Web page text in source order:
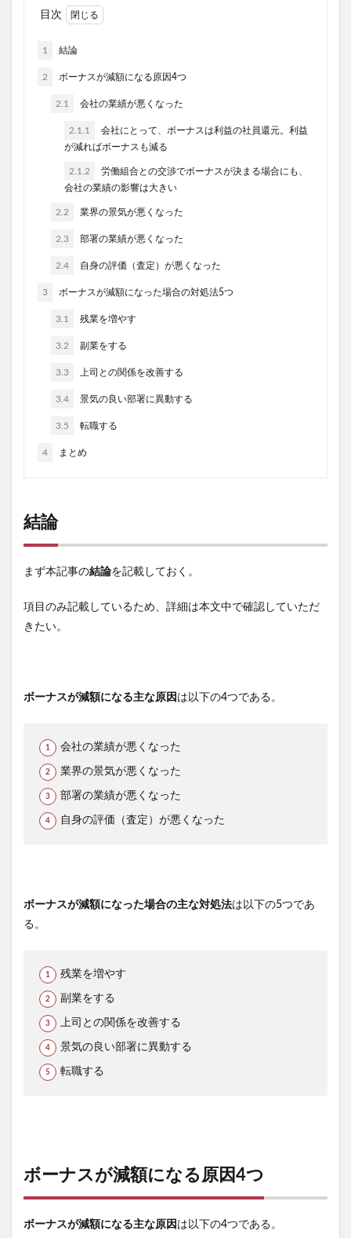
目次
1 結論
2 ボーナスが減額になる原因4つ
2.1 会社の業績が悪くなった
2.1.1
会社にとって、ボーナスは利益の社員還元。利益
が減ればボーナスも減る
2.1.2
労働組合との交渉でボーナスが決まる場合にも、
会社の業績の影響は大きい
2.2 業界の景気が悪くなった
2.3 部署の業績が悪くなった
2.4 自身の評価（査定）が悪くなった
3 ボーナスが減額になった場合の対処法5つ
3.1 残業を増やす
3.2 副業をする
3.3 上司との関係を改善する
3.4 景気の良い部署に異動する
3.5 転職する
4 まとめ
結論
まず本記事の結論を記載しておく。
項目のみ記載しているため、詳細は本文中で確認していただ
きたい。
ボーナスが減額になる主な原因 は以下の4つである。
会社の業績が悪くなった
業界の景気が悪くなった
部署の業績が悪くなった
自身の評価（査定）が悪くなった
ボーナスが減額になった場合の主な対処法は以下の5つであ
る。
残業を増やす
副業をする
上司との関係を改善する
景気の良い部署に異動する
転職する
ボーナスが減額になる原因4つ
ボーナスが減額になる主な原因 は以下の4つである。